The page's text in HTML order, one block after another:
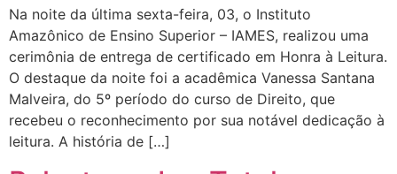
Na noite da última sexta-feira, 03, o Instituto
Amazônico de Ensino Superior – IAMES, realizou uma
cerimônia de entrega de certificado em Honra à Leitura.
O destaque da noite foi a acadêmica Vanessa Santana
Malveira, do 5º período do curso de Direito, que
recebeu o reconhecimento por sua notável dedicação à
leitura. A história de […]